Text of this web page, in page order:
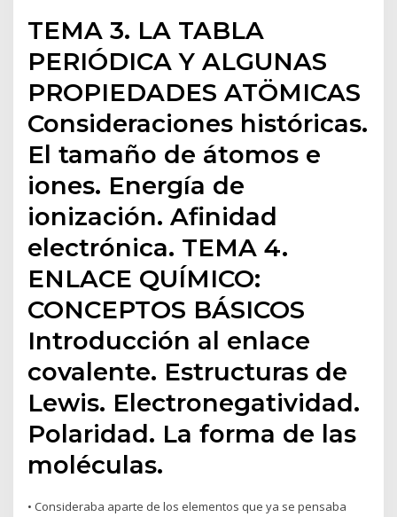
TEMA 3. LA TABLA
PERIÓDICA Y ALGUNAS
PROPIEDADES ATÖMICAS
Consideraciones históricas.
El tamaño de átomos e
iones. Energía de
ionización. Afinidad
electrónica. TEMA 4.
ENLACE QUÍMICO:
CONCEPTOS BÁSICOS
Introducción al enlace
covalente. Estructuras de
Lewis. Electronegatividad.
Polaridad. La forma de las
moléculas.
• Consideraba aparte de los elementos que ya se pensaba